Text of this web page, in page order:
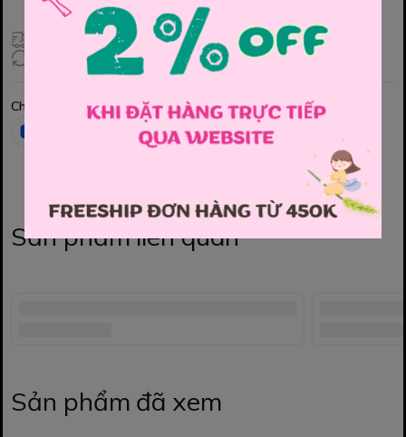
Giao hàng toàn quốc
Đổi hàng 3 ngày (HCM), 7 ngày (Tỉnh)
Chia sẻ
Sản phẩm liên quan
Sản phẩm đã xem